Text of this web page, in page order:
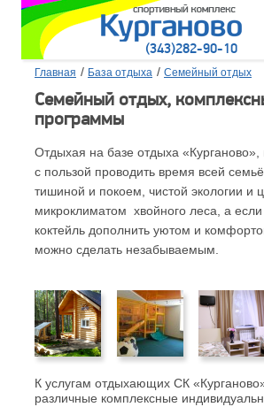
(343)282-90-10
Главная / База отдыха / Семейный отдых
Семейный отдых,
программы
Отдыхая на базе отдыха
с пользой проводить время всей
тишиной и покоем, чистой экологии и
микроклиматом хвойного леса, а
коктейль дополнить уютом и
можно сделать незабываемым.
К услугам отдыхающих СК
различные комплексные